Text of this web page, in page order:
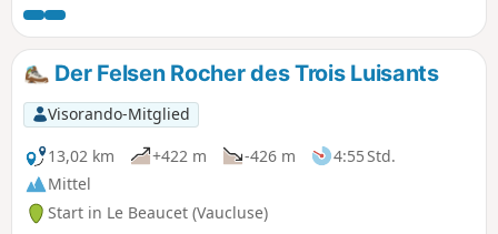
(Pestmauer) über das Plateau und
zurück durch die Combe de Capellan
und die Steineichenwälder der Monts
de Vaucluse.
Der Felsen Rocher des Trois Luisants
Visorando-Mitglied
13,02 km
+422 m -426 m
4:55 Std.
Mittel
Start in Le Beaucet (Vaucluse)